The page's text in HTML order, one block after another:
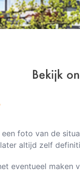
foto van de
altijd zelf
eventueel maken